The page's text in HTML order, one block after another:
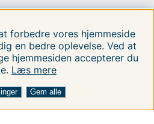
medier.
forbedre vores hjemmeside
en bedre oplevelse. Ved at
hjemmesiden accepterer du
Læs mere
Gem alle